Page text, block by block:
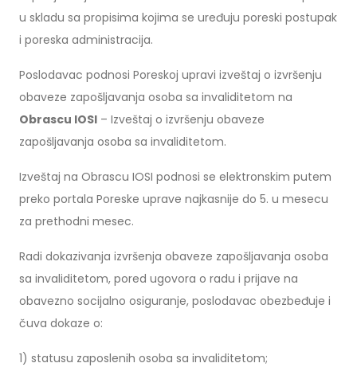
u skladu sa propisima kojima se uređuju poreski postupak
i poreska administracija.
Poslodavac podnosi Poreskoj upravi izveštaj o izvršenju
obaveze zapošljavanja osoba sa invaliditetom na
Obrascu IOSI – Izveštaj o izvršenju obaveze
zapošljavanja osoba sa invaliditetom.
Izveštaj na Obrascu IOSI podnosi se elektronskim putem
preko portala Poreske uprave najkasnije do 5. u mesecu
za prethodni mesec.
Radi dokazivanja izvršenja obaveze zapošljavanja osoba
sa invaliditetom, pored ugovora o radu i prijave na
obavezno socijalno osiguranje, poslodavac obezbeđuje i
čuva dokaze o:
1) statusu zaposlenih osoba sa invaliditetom;